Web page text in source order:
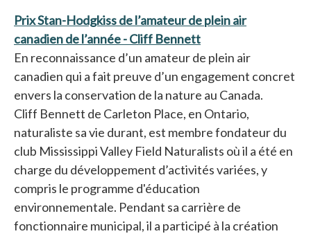
Prix Stan-Hodgkiss de l’amateur de plein air
canadien de l’année - Cliff Bennett
En reconnaissance d’un amateur de plein air
canadien qui a fait preuve d’un engagement concret
envers la conservation de la nature au Canada.
Cliff Bennett de Carleton Place, en Ontario,
naturaliste sa vie durant, est membre fondateur du
club Mississippi Valley Field Naturalists où il a été en
charge du développement d’activités variées, y
compris le programme d'éducation
environnementale. Pendant sa carrière de
fonctionnaire municipal, il a participé à la création